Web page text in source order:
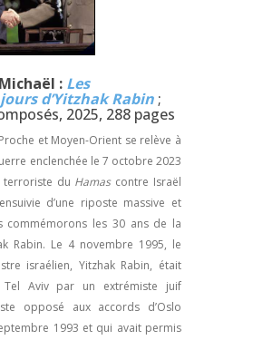
: Les
d’Yitzhak Rabin ;
2025, 288 pages
et Moyen-Orient se relève à
enclenchée le 7 octobre 2023
terroriste du Hamascontre Israël
d’une riposte massive et
commémorons les 30 ans de la
Rabin. Le 4 novembre 1995, le
israélien, Yitzhak Rabin, était
Tel Aviv par un extrémiste juif
opposé aux accords d’Oslo
1993 et qui avait permis